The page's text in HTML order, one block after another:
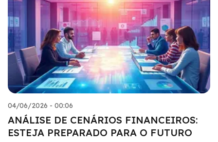
04/06/2026 - 00:06
ANÁLISE DE CENÁRIOS FINANCEIROS:
ESTEJA PREPARADO PARA O FUTURO